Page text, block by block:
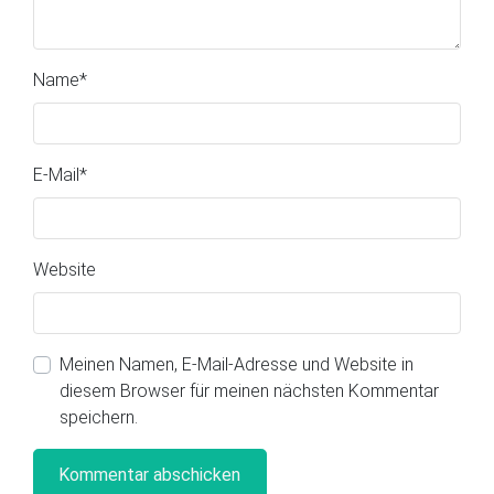
Name*
E-Mail *
Website
Meinen Namen, E-Mail-Adresse und Website in
diesem Browser für meinen nächsten Kommentar
speichern.